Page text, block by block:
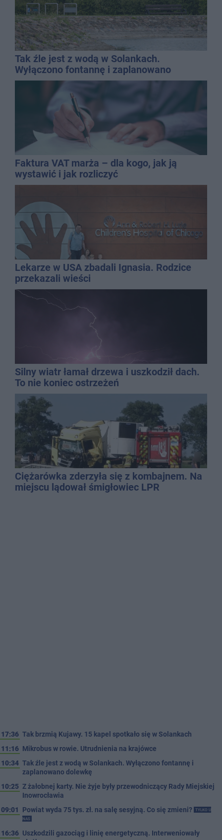
Tak źle jest z wodą w Solankach.
Wyłączono fontannę i zaplanowano
dolewkę
Faktura VAT marża – dla kogo, jak ją
wystawić i jak rozliczyć
Lekarze w USA zbadali Ignasia. Rodzice
przekazali wieści
Silny wiatr łamał drzewa i uszkodził dach.
To nie koniec ostrzeżeń
Ciężarówka zderzyła się z kombajnem. Na
miejscu lądował śmigłowiec LPR
17:36 Tak brzmią Kujawy. 15 kapel spotkało się w Solankach
11:16 Mikrobus w rowie. Utrudnienia na krajówce
10:34 Tak źle jest z wodą w Solankach. Wyłączono fontannę i
zaplanowano dolewkę
10:25 Z żałobnej karty. Nie żyje były przewodniczący Rady Miejskiej
Inowrocławia
09:01
Powiat wyda 75 tys. zł. na salę sesyjną. Co się zmieni?
TYLKO U
NAS
16:36 Uszkodzili gazociąg i linię energetyczną. Interweniowały